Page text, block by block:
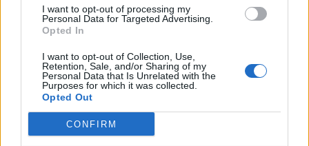
I want to opt-out of processing my
Personal Data for Targeted Advertising.
Opted In
I want to opt-out of Collection, Use,
Retention, Sale, and/or Sharing of my
Personal Data that Is Unrelated with the
Purposes for which it was collected.
Opted Out
CONFIRM
Ας μη συμβάλει αυτό το νομοσχέδιο στην ακόμα
μεγαλύτερη συγκεντροποίηση οικονομικών
δραστηριοτήτων μέσα από δήμευση περιουσιών και
κατασυκοφάντηση επαγγελματικών κλάδων,
βιοπαλαιστών. Αυτοί δε, οι βιοπαλαιστές, ακόμα και
με τις όποιες υπαρκτές η ανύπαρκτες “αμαρτίες”
τους, δεν “παρκάρισαν” τις καταθέσεις τους, στις